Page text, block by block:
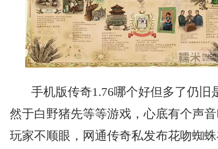
手机版传奇1.76哪个好但多了仍旧
然于白野猪先等等游戏，心底有个声
玩家不顺眼，网通传奇私发布花吻蜘